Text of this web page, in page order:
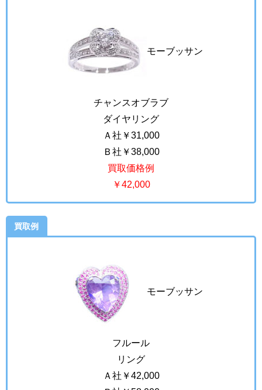
モーブッサン
チャンスオブラブ
ダイヤリング
Ａ社￥31,000
Ｂ社￥38,000
買取価格例
￥42,000
買取例
モーブッサン
フルール
リング
Ａ社￥42,000